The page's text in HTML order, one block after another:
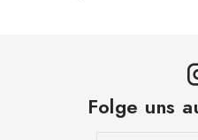
Folge uns